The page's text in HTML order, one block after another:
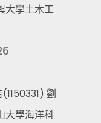
大學土木工
劉
大學海洋科